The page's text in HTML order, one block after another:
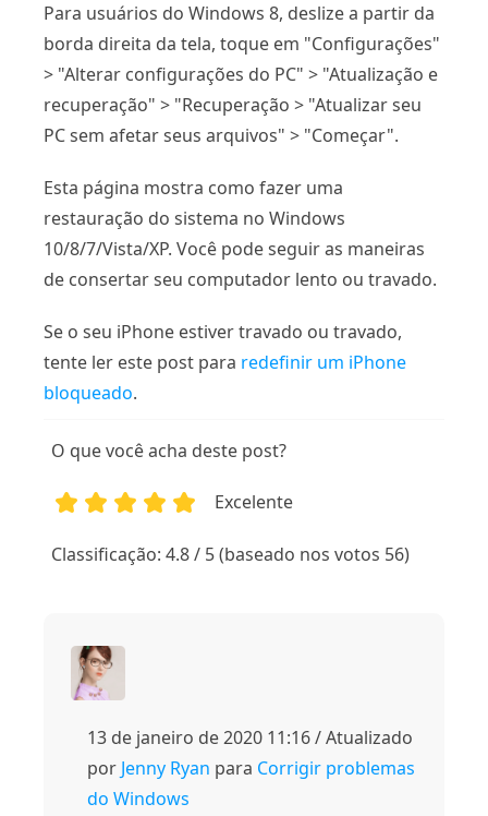
Para usuários do Windows 8, deslize a partir da
borda direita da tela, toque em "Configurações"
> "Alterar configurações do PC" > "Atualização e
recuperação" > "Recuperação > "Atualizar seu
PC sem afetar seus arquivos" > "Começar".
Esta página mostra como fazer uma
restauração do sistema no Windows
10/8/7/Vista/XP. Você pode seguir as maneiras
de consertar seu computador lento ou travado.
Se o seu iPhone estiver travado ou travado,
tente ler este post para redefinir um iPhone
bloqueado.
O que você acha deste post?
Excelente
Classificação: 4.8 / 5 (baseado nos votos 56)
13 de janeiro de 2020 11:16 / Atualizado
por Jenny Ryan para Corrigir problemas
do Windows